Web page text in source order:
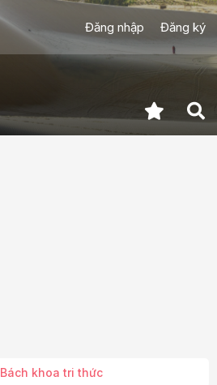
Đăng nhập Đăng ký
Bách khoa tri thức